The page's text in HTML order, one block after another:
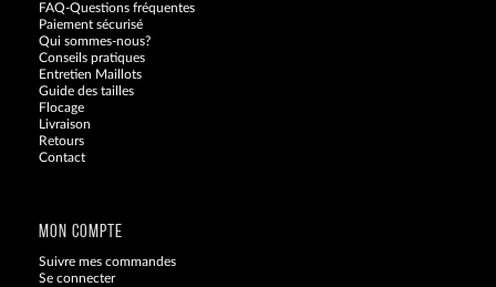
FAQ-Questions fréquentes
Paiement sécurisé
Qui sommes-nous?
Conseils pratiques
Entretien Maillots
Guide des tailles
Flocage
Livraison
Retours
Contact
MON COMPTE
Suivre mes commandes
Se connecter